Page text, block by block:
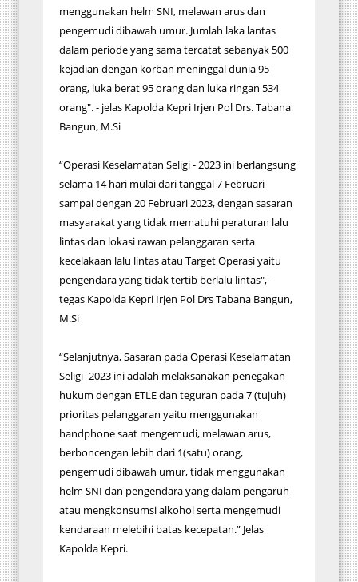
menggunakan helm SNI, melawan arus dan
pengemudi dibawah umur. Jumlah laka lantas
dalam periode yang sama tercatat sebanyak 500
kejadian dengan korban meninggal dunia 95
orang, luka berat 95 orang dan luka ringan 534
orang". - jelas Kapolda Kepri Irjen Pol Drs. Tabana
Bangun, M.Si
“Operasi Keselamatan Seligi - 2023 ini berlangsung
selama 14 hari mulai dari tanggal 7 Februari
sampai dengan 20 Februari 2023, dengan sasaran
masyarakat yang tidak mematuhi peraturan lalu
lintas dan lokasi rawan pelanggaran serta
kecelakaan lalu lintas atau Target Operasi yaitu
pengendara yang tidak tertib berlalu lintas", -
tegas Kapolda Kepri Irjen Pol Drs Tabana Bangun,
M.Si
“Selanjutnya, Sasaran pada Operasi Keselamatan
Seligi- 2023 ini adalah melaksanakan penegakan
hukum dengan ETLE dan teguran pada 7 (tujuh)
prioritas pelanggaran yaitu menggunakan
handphone saat mengemudi, melawan arus,
berboncengan lebih dari 1(satu) orang,
pengemudi dibawah umur, tidak menggunakan
helm SNI dan pengendara yang dalam pengaruh
atau mengkonsumsi alkohol serta mengemudi
kendaraan melebihi batas kecepatan.” Jelas
Kapolda Kepri.